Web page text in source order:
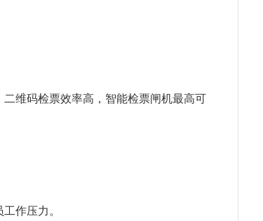
维码检票效率高，智能检票闸机最高可
作压力。